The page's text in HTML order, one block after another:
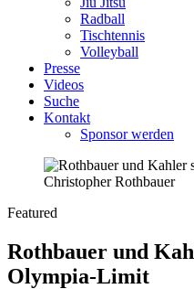
Radball
Tischtennis
Volleyball
Presse
Videos
Suche
Kontakt
Sponsor werden
Christopher Rothbauer
Featured
Rothbauer und
Olympia-Limit